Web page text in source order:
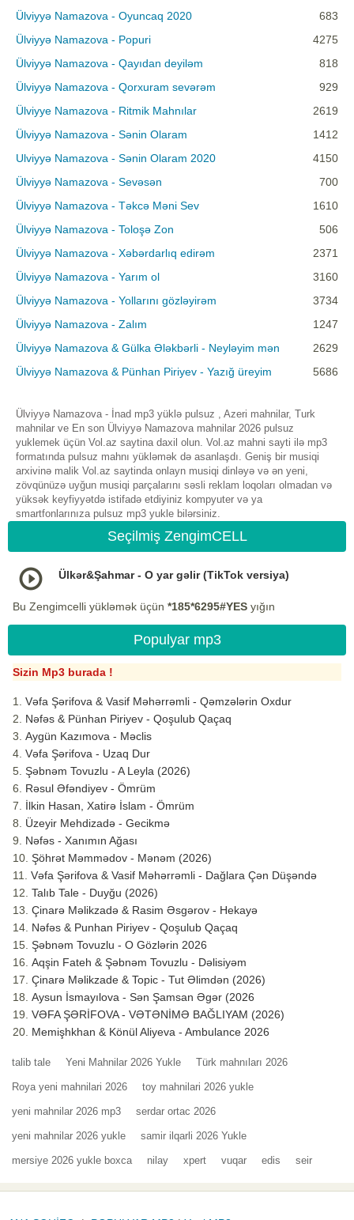
Ülviyyə Namazova - Oyuncaq 2020
683
Ülviyyə Namazova - Popuri
4275
Ülviyyə Namazova - Qayıdan deyiləm
818
Ülviyyə Namazova - Qorxuram sevərəm
929
Ülviyye Namazova - Ritmik Mahnılar
2619
Ülviyyə Namazova - Sənin Olaram
1412
Ulviyyə Namazova - Sənin Olaram 2020
4150
Ülviyyə Namazova - Sevəsən
700
Ülviyyə Namazova - Təkcə Məni Sev
1610
Ülviyyə Namazova - Toloşə Zon
506
Ülviyyə Namazova - Xəbərdarlıq edirəm
2371
Ülviyyə Namazova - Yarım ol
3160
Ülviyyə Namazova - Yollarını gözləyirəm
3734
Ülviyyə Namazova - Zalım
1247
Ülviyyə Namazova & Gülka Ələkbərli - Neyləyim mən
2629
Ülviyyə Namazova & Pünhan Piriyev - Yazığ üreyim
5686
Ülviyyə Namazova - İnad mp3 yüklə pulsuz , Azeri mahnilar, Turk
mahnilar ve En son Ülviyyə Namazova mahnilar 2026 pulsuz
yuklemek üçün Vol.az saytina daxil olun. Vol.az mahni sayti ilə mp3
formatında pulsuz mahnı yükləmək də asanlaşdı. Geniş bir musiqi
arxivinə malik Vol.az saytinda onlayn musiqi dinləyə və ən yeni,
zövqünüzə uyğun musiqi parçalarını səsli reklam loqoları olmadan və
yüksək keyfiyyətdə istifadə etdiyiniz kompyuter və ya
smartfonlarınıza pulsuz mp3 yukle bilərsiniz.
Seçilmiş ZengimCELL
Ülkər&Şahmar - O yar gəlir (TikTok versiya)
Bu Zengimcelli yükləmək üçün *185*6295#YES yığın
Populyar mp3
Sizin Mp3 burada !
Vəfa Şərifova & Vasif Məhərrəmli - Qəmzələrin Oxdur
Nəfəs & Pünhan Piriyev - Qoşulub Qaçaq
Aygün Kazımova - Məclis
Vəfa Şərifova - Uzaq Dur
Şəbnəm Tovuzlu - A Leyla (2026)
Rəsul Əfəndiyev - Ömrüm
İlkin Hasan, Xatirə İslam - Ömrüm
Üzeyir Mehdizadə - Gecikmə
Nəfəs - Xanımın Ağası
Şöhrət Məmmədov - Mənəm (2026)
Vəfa Şərifova & Vasif Məhərrəmli - Dağlara Çən Düşəndə
Talıb Tale - Duyğu (2026)
Çinarə Məlikzadə & Rasim Əsgərov - Hekayə
Nəfəs & Punhan Piriyev - Qoşulub Qaçaq
Şəbnəm Tovuzlu - O Gözlərin 2026
Aqşin Fateh & Şəbnəm Tovuzlu - Dəlisiyəm
Çinarə Məlikzade & Topic - Tut Əlimdən (2026)
Aysun İsmayılova - Sən Şamsan Əgər (2026
VƏFA ŞƏRİFOVA - VƏTƏNİMƏ BAĞLIYAM (2026)
Memişhkhan & Könül Aliyeva - Ambulance 2026
talib tale Yeni Mahnilar 2026 Yukle Türk mahnıları 2026
Roya yeni mahnilari 2026 toy mahnilari 2026 yukle
yeni mahnilar 2026 mp3 serdar ortac 2026
yeni mahnilar 2026 yukle samir ilqarli 2026 Yukle
mersiye 2026 yukle boxca nilay xpert vuqar edis seir